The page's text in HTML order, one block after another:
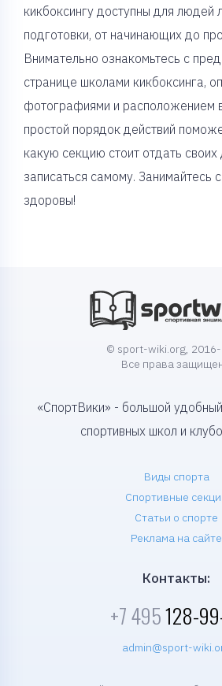
кикбоксингу доступны для людей
подготовки, от начинающих до
Внимательно ознакомьтесь с
странице школами кикбоксинга,
фотографиями и расположением
простой порядок действий
какую секцию стоит отдать своих
записаться самому. Занимайтесь
здоровы!
© sport-wiki.org,
Все права
«СпортВики» - большой
спортивных школ и
Виды спорта
Спортивные
Статьи о спорте
Реклама на сайте
Контакты:
+7 495128-
admin@sport-